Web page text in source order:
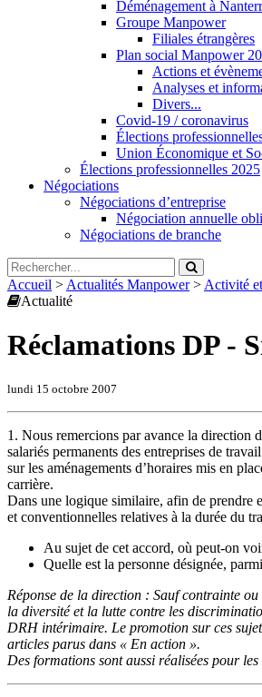
Déménagement à
Groupe Manpower
Filiales étrangères
Plan social Manpower
Actions et
Analyses et
Divers...
Covid-19 / coronavirus
Élections
Union Économique et
Élections professionnelles 2025
Négociations
Négociations d’entreprise
Négociation annuelle
Négociations de branche
Accueil > Actualités Manpower> Activité
Actualité
Réclamations DP -
lundi 15 octobre 2007
1. Nous remercions par avance la direction
salariés permanents des entreprises de
sur les aménagements d’horaires mis en
carrière.
Dans une logique similaire, afin de prendre
et conventionnelles relatives à la durée du
Au sujet de cet accord, où peut-on
Quelle est la personne désignée,
Réponse de la direction : Sauf contrainte
la diversité et la lutte contre les
DRH intérimaire. Le promotion sur ces
articles parus dans « En action ».
Des formations sont aussi réalisées pour